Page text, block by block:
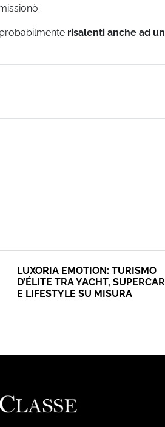
risalenti anche ad un
LUXORIA EMOTION: TURISMO
D’ÉLITE TRA YACHT, SUPERCAR
E LIFESTYLE SU MISURA